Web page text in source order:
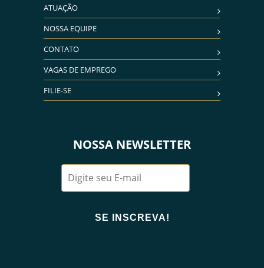
ATUAÇÃO
NOSSA EQUIPE
CONTATO
VAGAS DE EMPREGO
FILIE-SE
NOSSA NEWSLETTER